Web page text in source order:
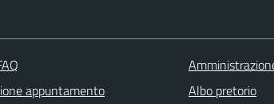
appuntamento
Albo pretorio